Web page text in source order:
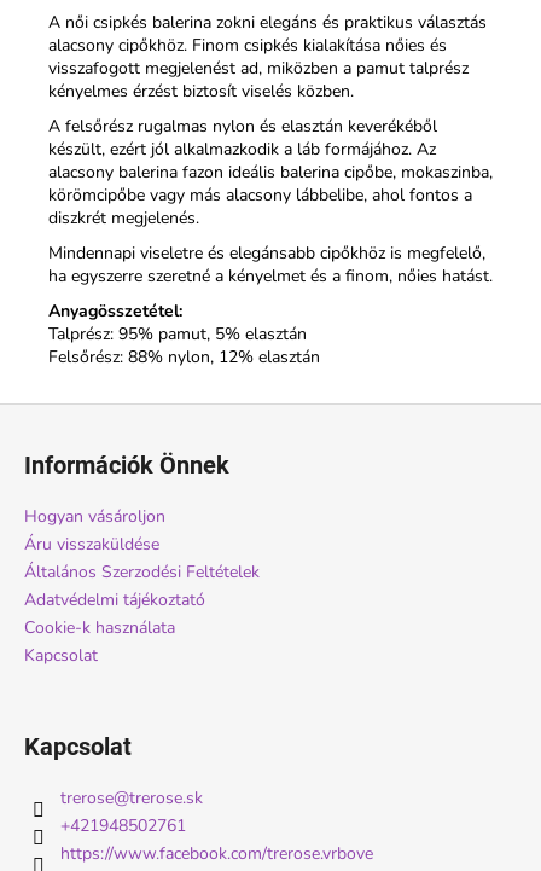
A női csipkés balerina zokni elegáns és praktikus választás
alacsony cipőkhöz. Finom csipkés kialakítása nőies és
visszafogott megjelenést ad, miközben a pamut talprész
kényelmes érzést biztosít viselés közben.
A felsőrész rugalmas nylon és elasztán keverékéből
készült, ezért jól alkalmazkodik a láb formájához. Az
alacsony balerina fazon ideális balerina cipőbe, mokaszinba,
körömcipőbe vagy más alacsony lábbelibe, ahol fontos a
diszkrét megjelenés.
Mindennapi viseletre és elegánsabb cipőkhöz is megfelelő,
ha egyszerre szeretné a kényelmet és a finom, nőies hatást.
Anyagösszetétel:
Talprész: 95% pamut, 5% elasztán
Felsőrész: 88% nylon, 12% elasztán
Információk Önnek
Hogyan vásároljon
Áru visszaküldése
Általános Szerzodési Feltételek
Adatvédelmi tájékoztató
Cookie-k használata
Kapcsolat
Kapcsolat
trerose@trerose.sk
+421948502761
https://www.facebook.com/trerose.vrbove